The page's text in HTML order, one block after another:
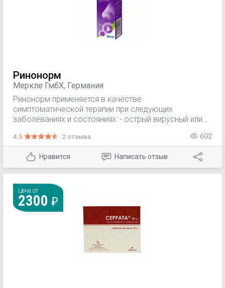
Ринонорм
Меркле ГмбХ, Германия
Ринонорм применяется в качестве
симптоматической терапии при следующих
заболеваниях и состояниях: - острый вирусный или
-острый синусит или обострение хронического
синусита; -острый средний отит (для уменьшения
отека слизистой оболочки евстахиевой трубы);
-подготовка пациента к диагностическим
4.5 2 отзыва 692
Нравится Написать отзыв
Цена от
2300